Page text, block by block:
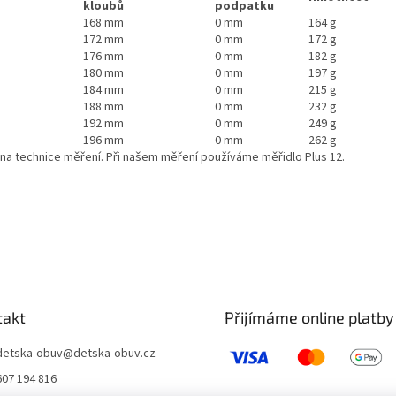
kloubů
podpatku
168 mm 0 mm
164 g
172 mm 0 mm
172 g
176 mm 0 mm
182 g
180 mm 0 mm
197 g
184 mm 0 mm
215 g
188 mm 0 mm
232 g
192 mm 0 mm
249 g
196 mm 0 mm
262 g
technice měření. Při našem měření používáme měřidlo Plus 12.
obuv@detska-obuv.cz
194 816
Přijímáme online platby